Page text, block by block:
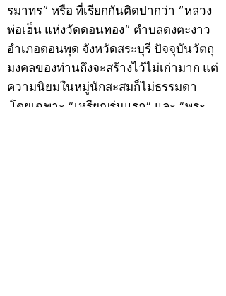
รมาทร” หรือ ที่เรียกกันติดปากว่า “หลวง
พ่อเฮ็น แห่งวัดดอนทอง” ตำบลดงตะงาว
อำเภอดอนพุด จังหวัดสระบุรี ปัจจุบันวัตถุ
มงคลของท่านถึงจะสร้างไว้ไม่เก่ามาก แต่
ความนิยมในหมู่นักสะสมก็ไม่ธรรมดา
โดยเฉพาะ “เหรียญรุ่นแรก” และ “พระ